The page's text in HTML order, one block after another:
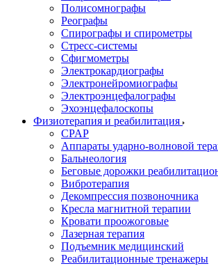
Полисомнографы
Реографы
Спирографы и спирометры
Стресс-системы
Сфигмометры
Электрокардиографы
Электронейромиографы
Электроэнцефалографы
Эхоэнцефалоскопы
Физиотерапия и реабилитация
CPAP
Аппараты ударно-волновой
Бальнеология
Беговые дорожки
Вибротерапия
Декомпрессия позвоночника
Кресла магнитной терапии
Кровати проожоговые
Лазерная терапия
Подъемник медицинский
Реабилитационные тренажеры